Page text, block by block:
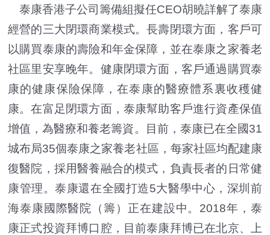
泰康香港子公司籌備組擬任CEO胡曉詳解了泰康
經營的三大閉環商業模式。長壽閉環方面，客戶可
以購買泰康的壽險和年金保障，並在泰康之家養老
社區里安享晚年。健康閉環方面，客戶通過購買泰
康的健康保險保障，在泰康的醫療體系裏收穫健
康。在富足閉環方面，泰康幫助客戶進行資產保值
增值，為醫療和養老籌資。目前，泰康已在全國31
城布局35個泰康之家養老社區，每家社區均配建康
復醫院，採用醫養融合的模式，負責長者的日常健
康管理。泰康還在全國打造5大醫學中心，深圳前
海泰康國際醫院（籌）正在建設中。2018年，泰
康正式投資拜博口腔，目前泰康拜博已在北京、上